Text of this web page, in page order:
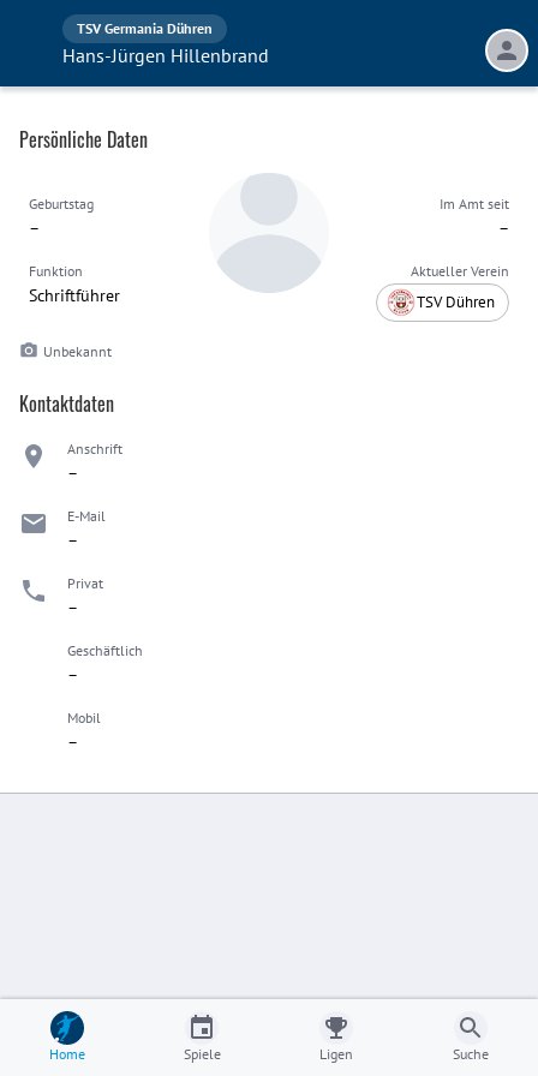
TSV Germania Dühren
Hans-Jürgen Hillenbrand
Persönliche Daten
Geburtstag
–
Funktion
Schriftführer
Im Amt seit
–
Aktueller Verein
TSV Dühren
Unbekannt
Kontaktdaten
Anschrift
–
E-Mail
–
Privat
–
Geschäftlich
–
Mobil
–
Home Spiele Ligen Suche